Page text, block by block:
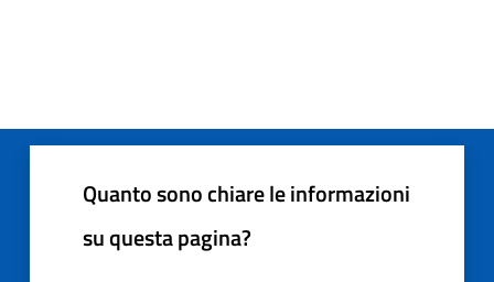
Quanto sono chiare le informazioni
su questa pagina?